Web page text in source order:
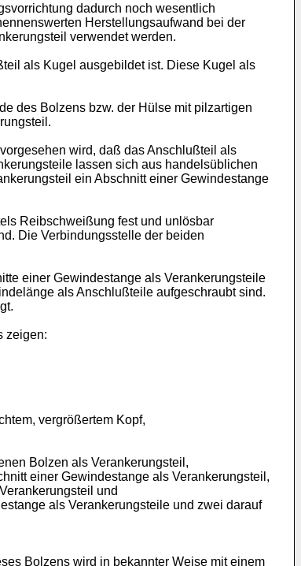
dadurch noch wesentlich
Herstellungsaufwand bei der
verwendet werden.
als Kugel ausgebildet ist. Diese Kugel als
des Bolzens bzw. der Hülse mit pilzartigen
wird, daß das Anschlußteil als
lassen sich aus handelsüblichen
ein Abschnitt einer Gewindestange
Reibschweißung fest und unlösbar
Die Verbindungsstelle der beiden
einer Gewindestange als Verankerungsteile
als Anschlußteile aufgeschraubt sind.
zeigen:
vergrößertem Kopf,
Bolzen als Verankerungsteil,
einer Gewindestange als Verankerungsteil,
und
als Verankerungsteile und zwei darauf
Bolzens wird in bekannter Weise mit einem